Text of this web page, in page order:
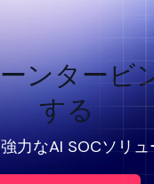
ンタービ
する
力なAI SOCソリ